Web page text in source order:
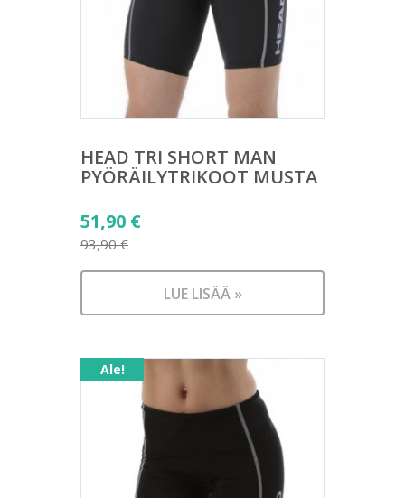
HEAD TRI SHORT MAN
PYÖRÄILYTRIKOOT MUSTA
93,90€
Alkuperäinen
hinta
oli:
51,90 €
Nykyinen
on:
LUE LISÄÄ »
Ale!